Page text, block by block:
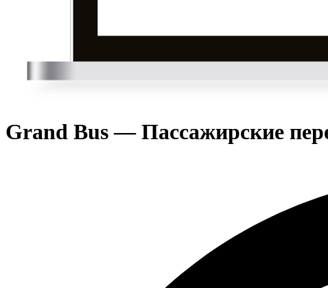
Grand Bus — Пассажирские